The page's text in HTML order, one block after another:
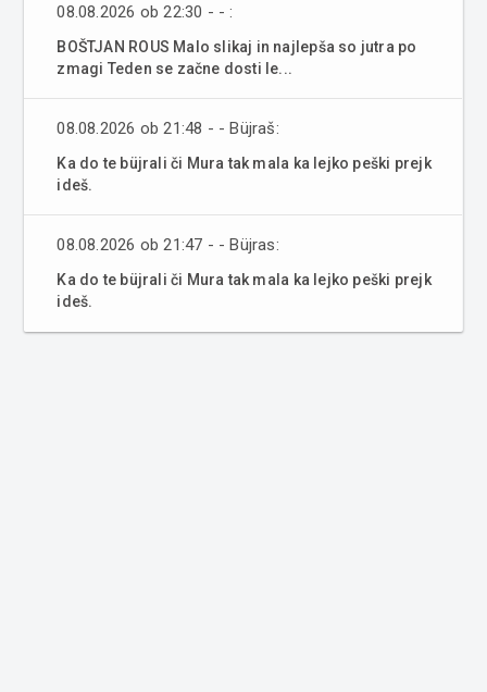
08.08.2026 ob 22:30 - - :
BOŠTJAN ROUS Malo slikaj in najlepša so jutra po
zmagi Teden se začne dosti le...
08.08.2026 ob 21:48 - - Büjraš:
Ka do te büjrali či Mura tak mala ka lejko peški prejk
ideš.
08.08.2026 ob 21:47 - - Büjras:
Ka do te büjrali či Mura tak mala ka lejko peški prejk
ideš.